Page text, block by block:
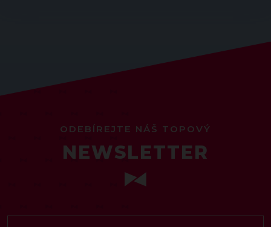
ODEBÍREJTE NÁŠ TOPOVÝ
NEWSLETTER